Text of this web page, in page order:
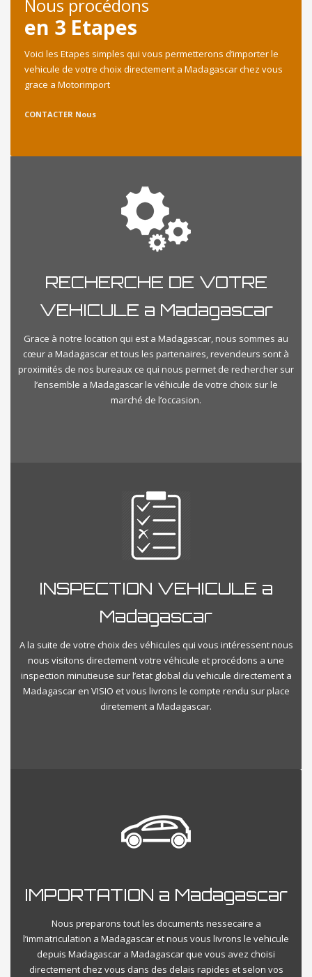
Nous procédons
en 3 Etapes
Voici les Etapes simples qui vous permetterons d’importer le
vehicule de votre choix directement a Madagascar chez vous
grace a Motorimport
CONTACTER Nous
RECHERCHE DE VOTRE
VEHICULE a Madagascar
Grace à notre location qui est a Madagascar, nous sommes au
cœur a Madagascar et tous les partenaires, revendeurs sont à
proximités de nos bureaux ce qui nous permet de rechercher sur
l’ensemble a Madagascar le véhicule de votre choix sur le
marché de l’occasion.
INSPECTION VEHICULE a
Madagascar
A la suite de votre choix des véhicules qui vous intéressent nous
nous visitons directement votre véhicule et procédons a une
inspection minutieuse sur l’etat global du vehicule directement a
Madagascar en VISIO et vous livrons le compte rendu sur place
diretement a Madagascar.
IMPORTATION a Madagascar
Nous preparons tout les documents nessecaire a
l’immatriculation a Madagascar et nous vous livrons le vehicule
depuis Madagascar a Madagascar que vous avez choisi
directement chez vous dans des delais rapides et selon vos